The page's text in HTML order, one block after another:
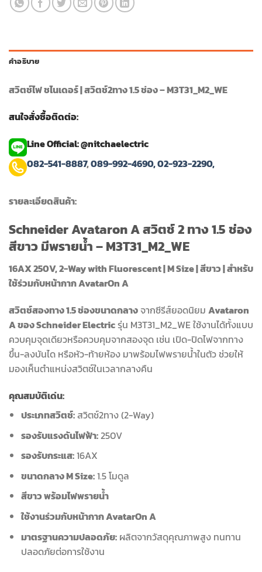
คำอธิบาย
สวิตช์ไฟ ชไนเดอร์ | สวิตช์2ทาง 1.5 ช่อง – M3T31_M2_WE
สนใจสั่งซื้อติดต่อ:
Line Official: @nitchaelectric
082-541-8887,089-992-4690,02-923-2290,
รายละเอียดสินค้า:
Schneider Avataron A สวิตช์ 2 ทาง 1.5 ช่อง
สีขาว มีพรายน้ำ – M3T31_M2_WE
16AX 250V, 2-Way with Fluorescent | M Size | สีขาว | สำหรับ
ใช้ร่วมกับหน้ากาก AvatarOn A
สวิตช์สองทาง 1.5 ช่องขนาดกลางจากซีรีส์ยอดนิยม Avataron
A ของ Schneider Electricรุ่น M3T31_M2_WE ใช้งานได้ทั้งแบบ
ควบคุมจุดเดียวหรือควบคุมจากสองจุด เช่น เปิด-ปิดไฟจากทาง
ขึ้น-ลงบันได หรือหัว-ท้ายห้อง มาพร้อมไฟพรายน้ำในตัว ช่วยให้
มองเห็นตำแหน่งสวิตช์ในเวลากลางคืน
คุณสมบัติเด่น:
ประเภทสวิตช์:สวิตช์2ทาง (2-Way)
รองรับแรงดันไฟฟ้า:250V
รองรับกระแส:16AX
ขนาดกลาง M Size:1.5 โมดูล
สีขาว พร้อมไฟพรายน้ำ
ใช้งานร่วมกับหน้ากาก AvatarOn A
มาตรฐานความปลอดภัย:ผลิตจากวัสดุคุณภาพสูง ทนทาน
ปลอดภัยต่อการใช้งาน